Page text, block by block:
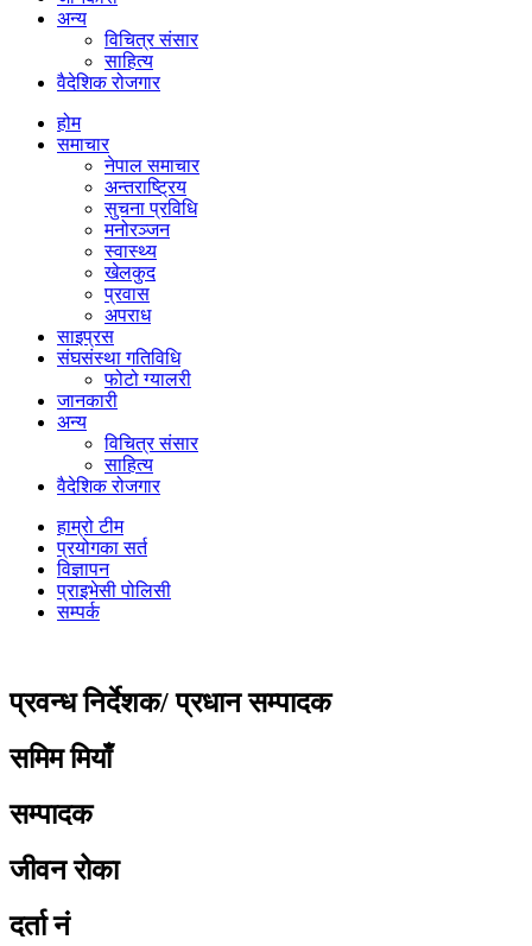
अन्य
विचित्र संसार
साहित्य
वैदेशिक रोजगार
होम
समाचार
नेपाल समाचार
अन्तराष्ट्रिय
सुचना प्रविधि
मनोरञ्जन
स्वास्थ्य
खेलकुद
प्रवास
अपराध
साइप्रस
संघसंस्था गतिविधि
फोटो ग्यालरी
जानकारी
अन्य
विचित्र संसार
साहित्य
वैदेशिक रोजगार
हाम्रो टीम
प्रयोगका सर्त
विज्ञापन
प्राइभेसी पोलिसी
सम्पर्क
प्रवन्ध निर्देशक/ प्रधान सम्पादक
समिम मियाँ
सम्पादक
जीवन रोका
दर्ता नं